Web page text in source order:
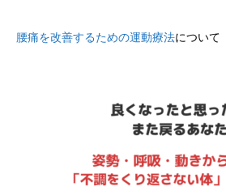
腰痛を改善するための運動療法について